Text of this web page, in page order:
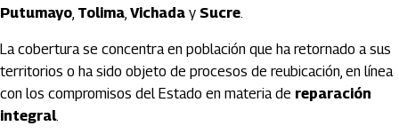
Putumayo, Tolima, Vichada y Sucre.
La cobertura se concentra en población que ha retornado a sus
territorios o ha sido objeto de procesos de reubicación, en línea
con los compromisos del Estado en materia de reparación
integral.